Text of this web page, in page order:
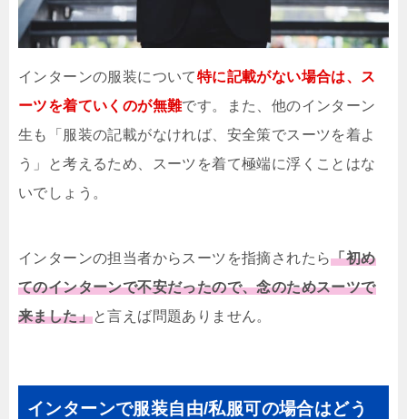
インターンの服装について特に記載がない場合は、ス
ーツを着ていくのが無難です。また、他のインターン
生も「服装の記載がなければ、安全策でスーツを着よ
う」と考えるため、スーツを着て極端に浮くことはな
いでしょう。
インターンの担当者からスーツを指摘されたら「初め
てのインターンで不安だったので、念のためスーツで
来ました」と言えば問題ありません。
インターンで服装自由/私服可の場合はどう